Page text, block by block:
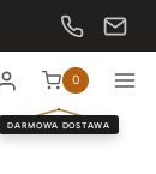
0
DARMOWA DOSTAWA